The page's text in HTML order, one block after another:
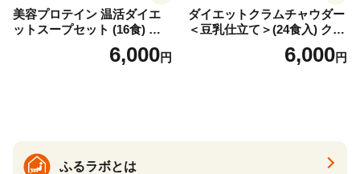
美容プロテイン 温活ダイエ
ットスープセット (16食) 小
分け スープ 食べ比べ セット
詰合せ クラムチャウダー チ
6,000円
ダイエットクラムチャウダー
＜豆乳仕立て＞(24食入) クラ
ムチャウダー 豆乳 ダイエッ
ト スープ プロテイン たんぱ
6,000円
ふるラボとは